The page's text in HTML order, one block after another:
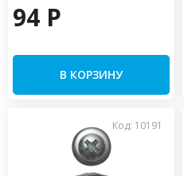
94 P
В КОРЗИНУ
Код: 10191